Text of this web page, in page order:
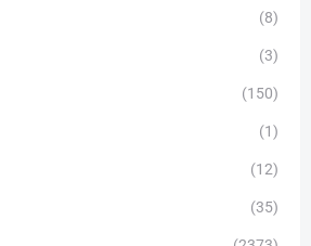
(8)
(3)
(150)
(1)
(12)
(35)